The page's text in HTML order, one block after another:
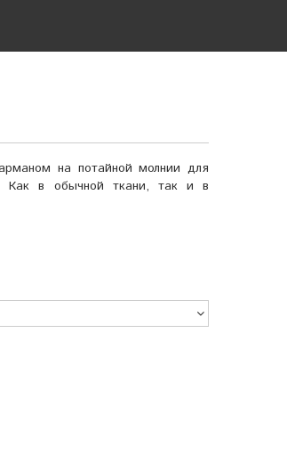
на потайной молнии для
Как в обычной ткани, так и в